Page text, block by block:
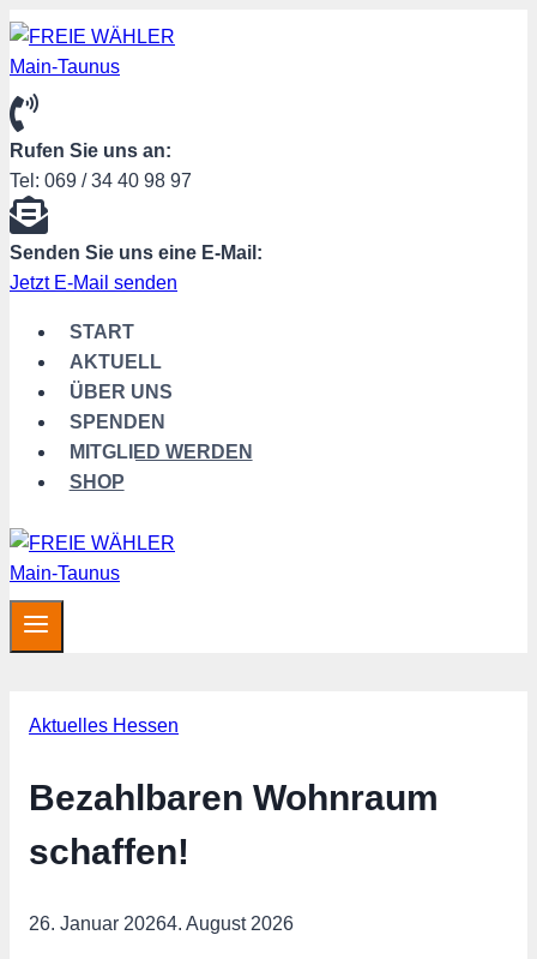
Zum
Rufen Sie uns an:
Tel: 069 / 34 40 98 97
Senden Sie uns eine E-Mail:
Jetzt E-Mail senden
START
AKTUELL
ÜBER UNS
SPENDEN
MITGLIED WERDEN
SHOP
Aktuelles Hessen
Bezahlbaren Wohnraum
schaffen!
26. Januar 20264. August 2026